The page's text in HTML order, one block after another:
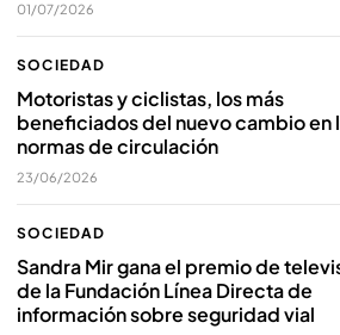
01/07/2026
SOCIEDAD
Motoristas y ciclistas, los más
beneficiados del nuevo cambio en
normas de circulación
23/06/2026
SOCIEDAD
Sandra Mir gana el premio de
de la Fundación Línea Directa de
información sobre seguridad vial